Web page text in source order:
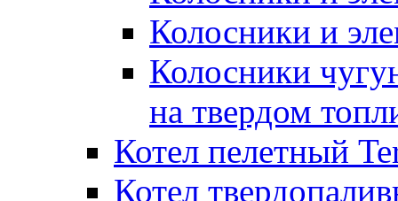
Колосники и
Колосники
на твердом
Котел пелетный
Котел